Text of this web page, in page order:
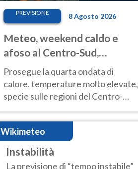
PREVISIONE 8 Agosto 2026
Meteo, weekend caldo e
afoso al Centro-Sud,
temporali sui rilievi
Prosegue la quarta ondata di
calore, temperature molto elevate,
specie sulle regioni del Centro-
aree montuose
Wikimeteo
Instabilità
La previsione di “tempo instabile”